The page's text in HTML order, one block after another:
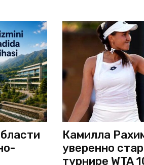
Камилла
уверенно
турнире WTA